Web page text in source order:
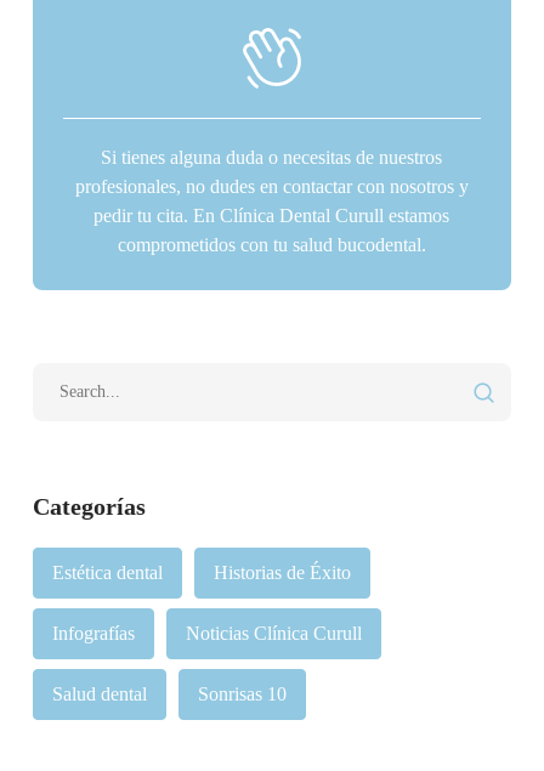
Categorías
Estética dental Historias de Éxito
Infografías Noticias Clínica Curull
Salud dental Sonrisas 10
Si tienes alguna duda o necesitas de nuestros
profesionales, no dudes en contactar con nosotros y
pedir tu cita. En Clínica Dental Curull estamos
comprometidos con tu salud bucodental.